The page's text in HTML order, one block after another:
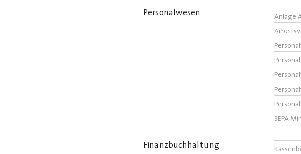
Finanzbuchhaltung
Personalwesen
Anlage
SEPA